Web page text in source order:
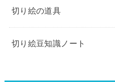
切り絵の道具
切り絵豆知識ノート